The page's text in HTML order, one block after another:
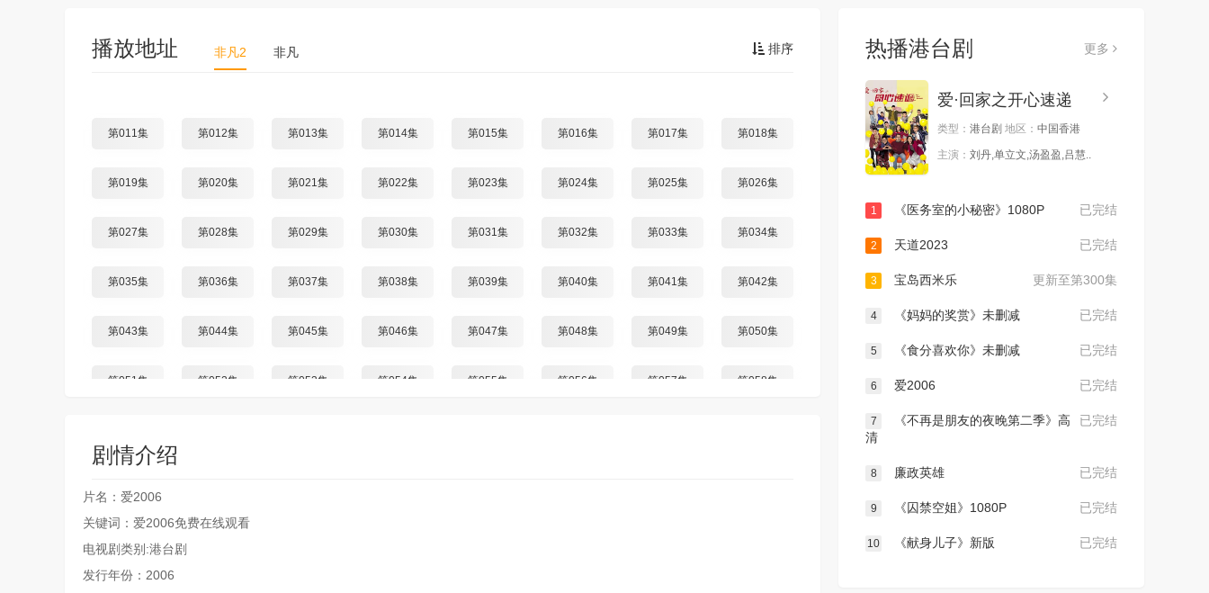
排序
播放地址 非凡2 非凡
第011集 第012集 第013集 第014集 第015集 第016集 第017集 第018集
第019集 第020集 第021集 第022集 第023集 第024集 第025集 第026集
第027集 第028集 第029集 第030集 第031集 第032集 第033集 第034集
第035集 第036集 第037集 第038集 第039集 第040集 第041集 第042集
第043集 第044集 第045集 第046集 第047集 第048集 第049集 第050集
第051集 第052集 第053集 第054集 第055集 第056集 第057集 第058集
第075集 第076集
第083集
剧情介绍
片名：爱2006
关键词：爱2006免费在线观看
电视剧类别:港台剧
发行年份：2006
热播港台剧 更多
爱·回家之开心速递
类型： 港台剧 地区： 中国香港
主演： 刘丹,单立文,汤盈盈,吕慧..
已完结
1 《医务室的小秘密》1080P
已完结
2 天道2023
更新至第300集
3 宝岛西米乐
已完结
4 《妈妈的奖赏》未删减
已完结
5 《食分喜欢你》未删减
已完结
6 爱2006
已完结
7
《不再是朋友的夜晚第二季》高
清
已完结
8 廉政英雄
已完结
9 《囚禁空姐》1080P
已完结
10 《献身儿子》新版